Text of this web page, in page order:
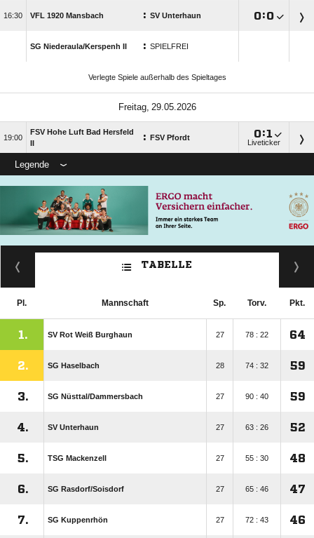
 VFL 1920 Mansbach : SV Unterhaun :
SG Niederaula/​Kerspenh II : SPIELFREI
Verlegte Spiele außerhalb des Spieltages
 

FSV Hohe Luft Bad Hersfeld
II
: FSV Pfordt :
Liveticker
Legende
TABELLE
Pl. Mannschaft Sp. Torv. Pkt.
1. SV Rot Weiß Burghaun 27 78 : 22 64
2. SG Haselbach 28 74 : 32 59
3. SG Nüsttal/​Dammersbach 27 90 : 40 59
4. SV Unterhaun 27 63 : 26 52
5. TSG Mackenzell 27 55 : 30 48
6. SG Rasdorf/​Soisdorf 27 65 : 46 47
7. SG Kuppenrhön 27 72 : 43 46